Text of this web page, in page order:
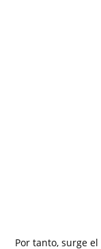
Por tanto, surge